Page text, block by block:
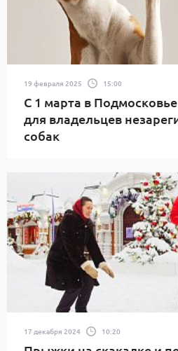
19 февраля 2025 15:00
С 1 марта в
для владельцев
собак
17 декабря 2024 10:20